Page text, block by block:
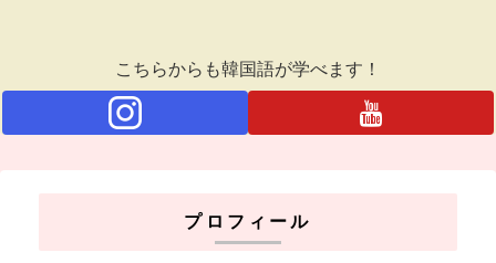
こちらからも韓国語が学べます！
プロフィール